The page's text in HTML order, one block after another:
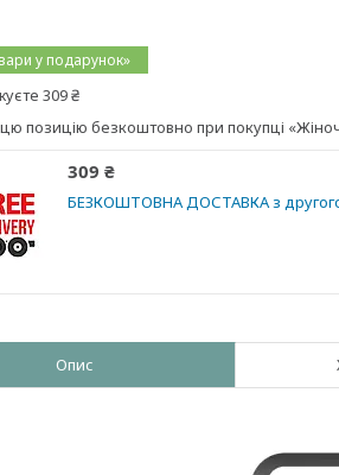
у подарунок»
309 ₴
позицію безкоштовно при покупці
309 ₴
БЕЗКОШТОВНА ДОСТАВКА з
Опис